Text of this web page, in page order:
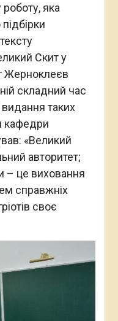
яка
Скит у
Жерноклеєв
складний час
видання таких
кафедри
«Великий
авторитет;
– це виховання
справжніх
своє